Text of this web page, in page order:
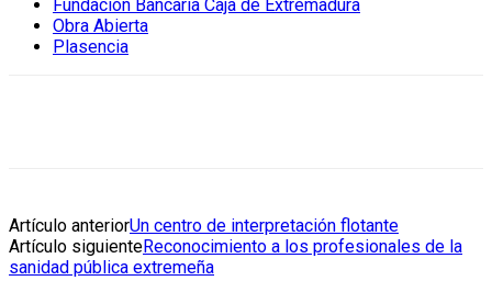
Fundación Bancaria Caja de Extremadura
Obra Abierta
Plasencia
Artículo anteriorUn centro de interpretación flotante
Artículo siguienteReconocimiento a los profesionales de la
sanidad pública extremeña